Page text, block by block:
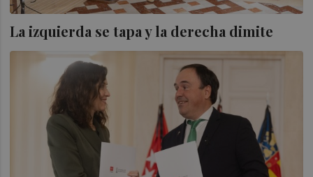
La izquierda se tapa y la derecha dimite